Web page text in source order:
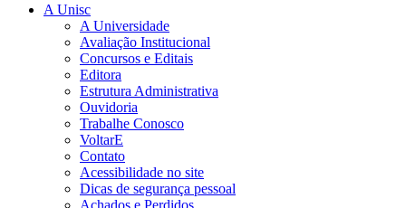
A Unisc
A Universidade
Avaliação Institucional
Concursos e Editais
Editora
Estrutura Administrativa
Ouvidoria
Trabalhe Conosco
VoltarE
Contato
Acessibilidade no site
Dicas de segurança pessoal
Achados e Perdidos